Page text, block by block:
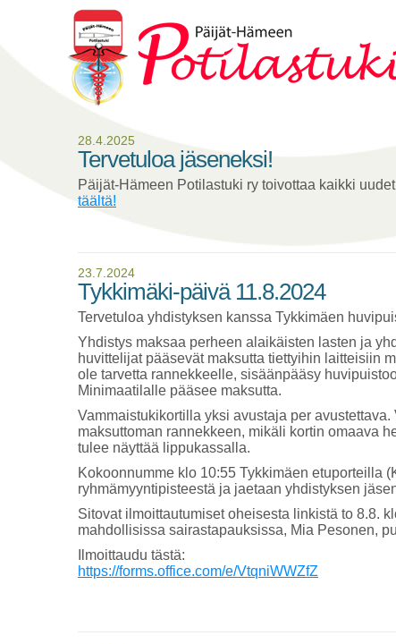
28.4.2025
Tervetuloa jäseneksi!
Päijät-Hämeen Potilastuki ry toivottaa kaikki
täältä!
23.7.2024
Tykkimäki-päivä 11.8.2024
Tervetuloa yhdistyksen kanssa Tykkimäen
Yhdistys maksaa perheen alaikäisten lasten ja
huvittelijat pääsevät maksutta tiettyihin laitteisiin
ole tarvetta rannekkeelle, sisäänpääsy
Minimaatilalle pääsee maksutta.
Vammaistukikortilla yksi avustaja per
maksuttoman rannekkeen, mikäli kortin omaava
tulee näyttää lippukassalla.
Kokoonnumme klo 10:55 Tykkimäen etuporteilla
ryhmämyyntipisteestä ja jaetaan yhdistyksen
Sitovat ilmoittautumiset oheisesta linkistä to 8.8.
mahdollisissa sairastapauksissa, Mia Pesonen,
Ilmoittaudu tästä:
https://forms.office.com/e/VtqniWWZfZ